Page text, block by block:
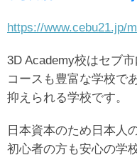
https://www.cebu21.jp/
3D Academy校はセブ
コースも豊富な学校で
抑えられる学校です。
日本資本のため日本人
初心者の方も安心の学